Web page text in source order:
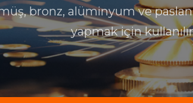
bronz, alüminyum ve
yapmak için